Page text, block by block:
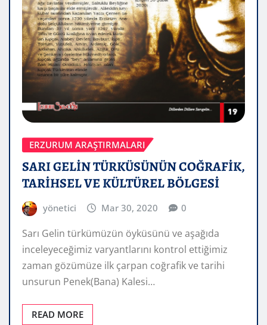
ERZURUM ARAŞTIRMALARI
SARI GELİN TÜRKÜSÜNÜN COĞRAFİK,
TARİHSEL VE KÜLTÜREL BÖLGESİ
yönetici Mar 30, 2020 0
Sarı Gelin türkümüzün öyküsünü ve aşağıda
inceleyeceğimiz varyantlarını kontrol ettiğimiz
zaman gözümüze ilk çarpan coğrafik ve tarihi
unsurun Penek(Bana) Kalesi…
READ MORE